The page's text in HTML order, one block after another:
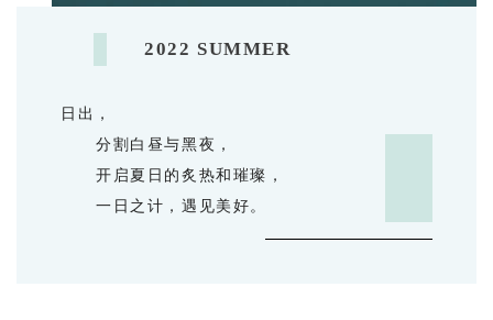
2022 SUMMER
日出，
分割白昼与黑夜，
开启夏日的炙热和璀璨，
一日之计，遇见美好。